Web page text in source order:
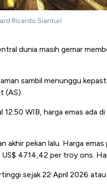
Ricardo Sianturi
dunia masih gemar
sambil menunggu
(AS).
12.50 WIB, harga emas ada
akhir pekan lalu. Harga
4714,42 per troy ons.
sejak 22 April 2026